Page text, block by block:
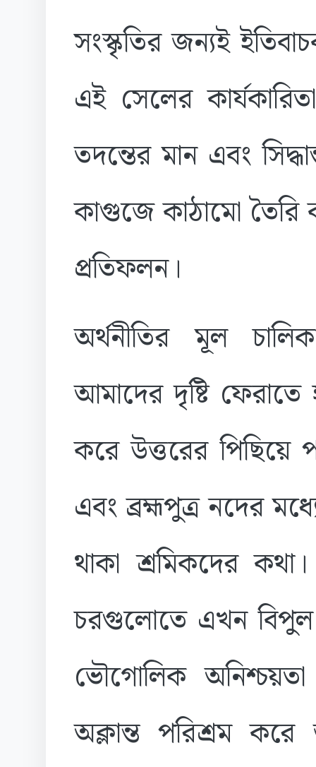
সংস্কৃতির জন্যই
এই সেলের
তদন্তের মান এবং
কাগুজে কাঠামো তৈরি
প্রতিফলন।
অর্থনীতির মূল
আমাদের দৃষ্টি ফেরাতে
করে উত্তরের পিছিয়ে
এবং ব্রহ্মপুত্র নদের
থাকা শ্রমিকদের
চরগুলোতে এখন বিপুল
ভৌগোলিক
অক্লান্ত পরিশ্রম করে